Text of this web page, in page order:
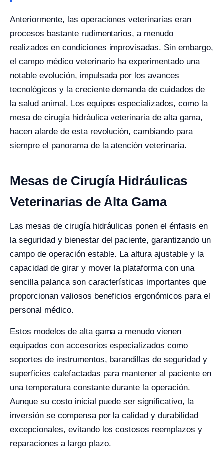
Anteriormente, las operaciones veterinarias eran
procesos bastante rudimentarios, a menudo
realizados en condiciones improvisadas. Sin embargo,
el campo médico veterinario ha experimentado una
notable evolución, impulsada por los avances
tecnológicos y la creciente demanda de cuidados de
la salud animal. Los equipos especializados, como la
mesa de cirugía hidráulica veterinaria de alta gama,
hacen alarde de esta revolución, cambiando para
siempre el panorama de la atención veterinaria.
Mesas de Cirugía Hidráulicas
Veterinarias de Alta Gama
Las mesas de cirugía hidráulicas ponen el énfasis en
la seguridad y bienestar del paciente, garantizando un
campo de operación estable. La altura ajustable y la
capacidad de girar y mover la plataforma con una
sencilla palanca son características importantes que
proporcionan valiosos beneficios ergonómicos para el
personal médico.
Estos modelos de alta gama a menudo vienen
equipados con accesorios especializados como
soportes de instrumentos, barandillas de seguridad y
superficies calefactadas para mantener al paciente en
una temperatura constante durante la operación.
Aunque su costo inicial puede ser significativo, la
inversión se compensa por la calidad y durabilidad
excepcionales, evitando los costosos reemplazos y
reparaciones a largo plazo.